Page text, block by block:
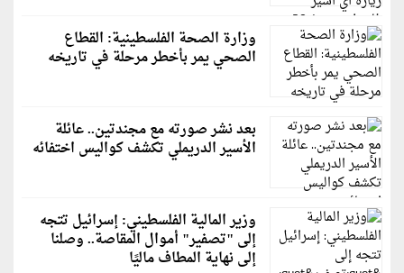
وزارة الصحة الفلسطينية: القطاع
الصحي يمر بأخطر مرحلة في تاريخه
بعد نشر صورته مع مجندتين.. عائلة
الأسير الدريملي تكشف كواليس اختفائه
وزير المالية الفلسطيني: إسرائيل تتجه
إلى "تصفير" أموال المقاصة.. وصلنا
إلى نهاية المطاف ماليًا